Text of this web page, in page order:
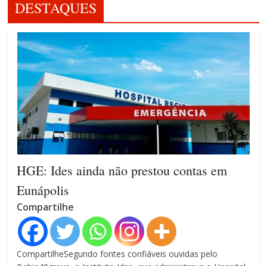
DESTAQUES
HGE: Ides ainda não prestou contas em
Eunápolis
Compartilhe
CompartilheSegundo fontes confiáveis ouvidas pelo